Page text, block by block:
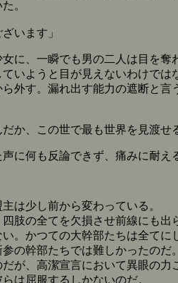
。
います」
に、一瞬でも男の二人は目を奪
いようと目が見えないわけでは
外す。漏れ出す能力の遮断と
だか、この世で最も世界を見渡せ
に何も反論できず、痛みに耐え
は少し前から変わっている。
肢の全てを欠損させ前線にも出
い。かつての大幹部たちは全て
の幹部たちでは難しかったのだ。
が、高潔宣言において異眼の力
は屈服するしかないのだ。